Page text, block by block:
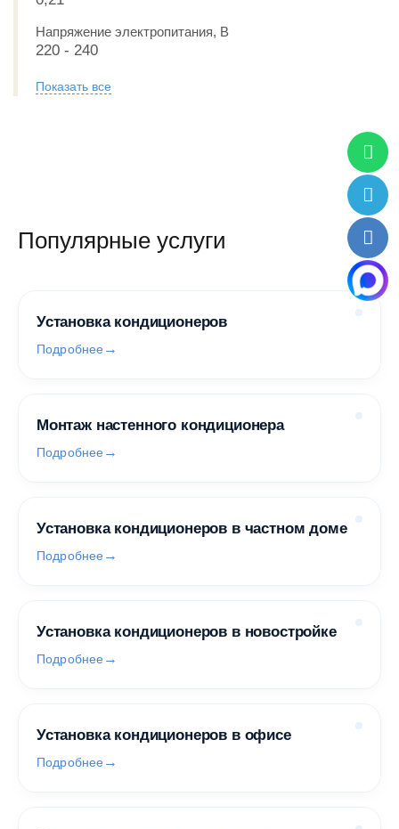
Напряжение электропитания, В
220 - 240
Показать все
Популярные услуги
Установка кондиционеров
Подробнее
Монтаж настенного кондиционера
Подробнее
Установка кондиционеров в частном доме
Подробнее
Установка кондиционеров в новостройке
Подробнее
Установка кондиционеров в офисе
Подробнее